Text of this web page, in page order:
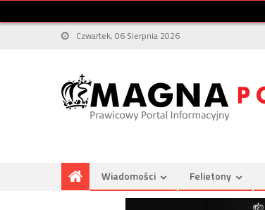
Czwartek, 06 Sierpnia 2026
Wiadomości Felietony